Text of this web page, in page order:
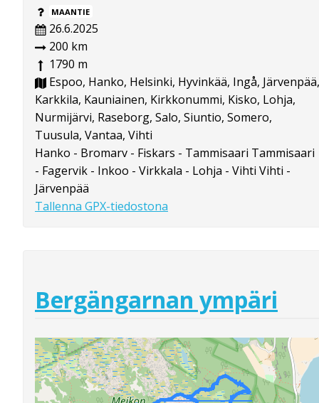
MAANTIE
26.6.2025
200 km
1790 m
Espoo, Hanko, Helsinki, Hyvinkää, Ingå, Järvenpää,
Karkkila, Kauniainen, Kirkkonummi, Kisko, Lohja,
Nurmijärvi, Raseborg, Salo, Siuntio, Somero,
Tuusula, Vantaa, Vihti
Hanko - Bromarv - Fiskars - Tammisaari Tammisaari
- Fagervik - Inkoo - Virkkala - Lohja - Vihti Vihti -
Järvenpää
Tallenna GPX-tiedostona
Bergängarnan ympäri